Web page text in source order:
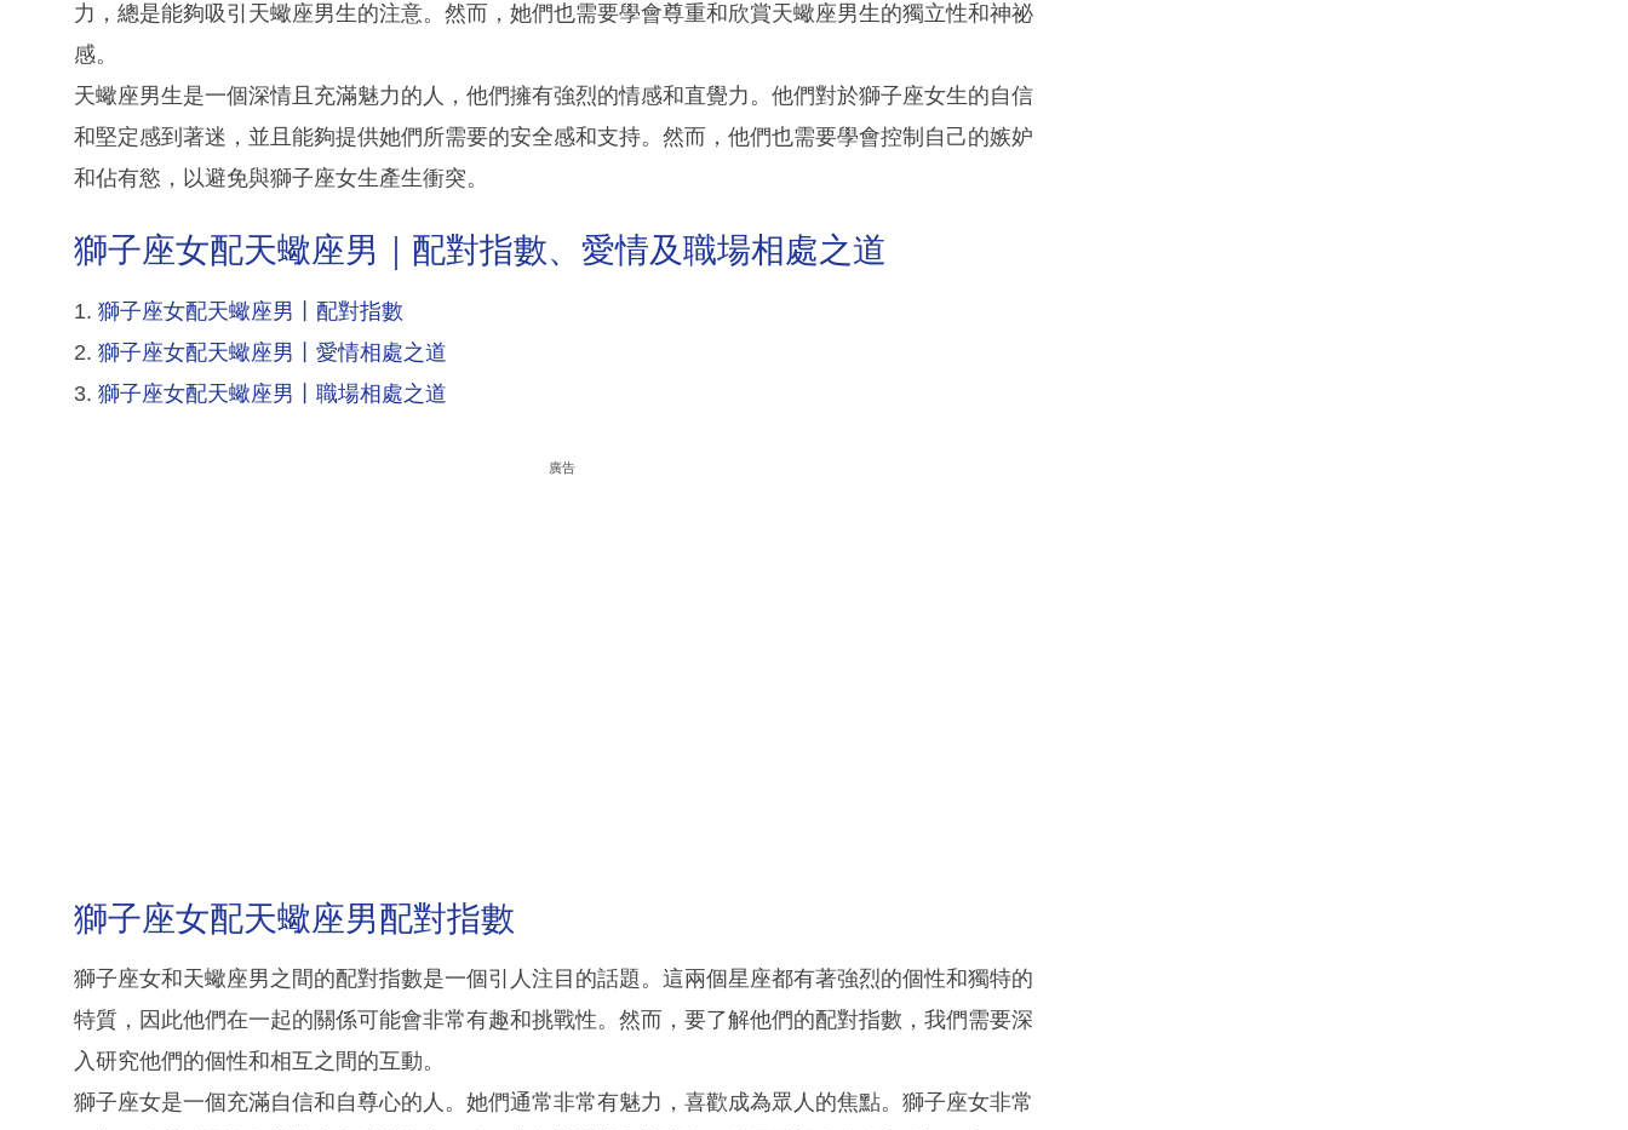
力，總是能夠吸引天蠍座男生的注意。然而，她們也需要學會尊重和欣賞天蠍座男生的獨立性和神祕
感。
天蠍座男生是一個深情且充滿魅力的人，他們擁有強烈的情感和直覺力。他們對於獅子座女生的自信
和堅定感到著迷，並且能夠提供她們所需要的安全感和支持。然而，他們也需要學會控制自己的嫉妒
和佔有慾，以避免與獅子座女生產生衝突。
獅子座女配天蠍座男｜配對指數、愛情及職場相處之道
1. 獅子座女配天蠍座男丨配對指數
2. 獅子座女配天蠍座男丨愛情相處之道
3. 獅子座女配天蠍座男丨職場相處之道
廣告
獅子座女配天蠍座男配對指數
獅子座女和天蠍座男之間的配對指數是一個引人注目的話題。這兩個星座都有著強烈的個性和獨特的
特質，因此他們在一起的關係可能會非常有趣和挑戰性。然而，要了解他們的配對指數，我們需要深
入研究他們的個性和相互之間的互動。
獅子座女是一個充滿自信和自尊心的人。她們通常非常有魅力，喜歡成為眾人的焦點。獅子座女非常